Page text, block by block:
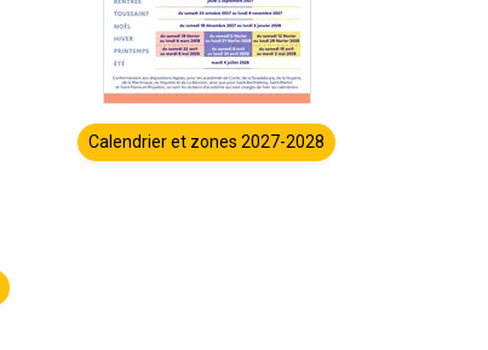
Calendrier et zones 2027-2028